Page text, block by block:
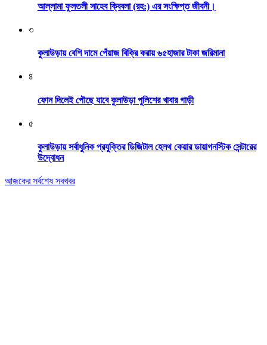
আল্লামা ফুলতলী সাহেব ক্বিবলা (রহ:) এর সংক্ষিপ্ত জীবনী।
৩
কুলাউড়ায় বেশি দামে পেঁয়াজ বিক্রি করায় ৬৫হাজার টাকা জরিমানা
৪
ফোন দিলেই পৌছে যাবে কুলাউড়া পুলিশের খাবার গাড়ী
৫
কুলাউড়ায় সর্বাধুনিক প্রযুক্তির ডিজিটাল হেলথ কেয়ার ডায়াগনস্টিক সেন্টারের
উদ্বোধন
আজকের সর্বশেষ সবখবর